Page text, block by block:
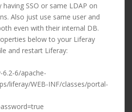
having SSO or same LDAP on
Also just use same user and
even with their internal DB.
below to your Liferay
and restart Liferay:
6/apache-
liferay/WEB-INF/classes/portal-